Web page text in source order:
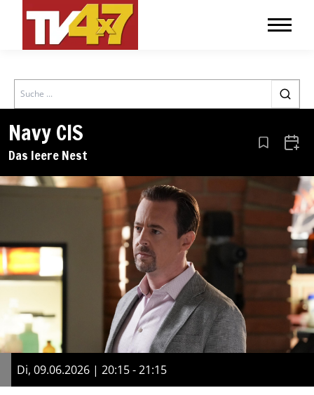
Search
Navy CIS
Das leere Nest Aus den
Di, 09.06.2026 | 20:15 - 21:15